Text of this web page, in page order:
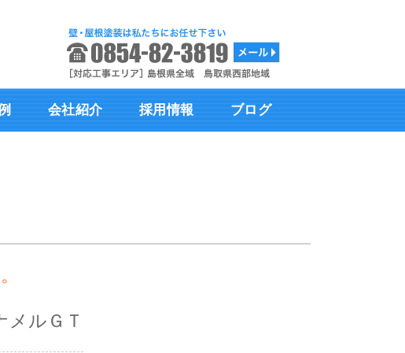
会社紹介 採用情報 ブログ
ルＧＴ